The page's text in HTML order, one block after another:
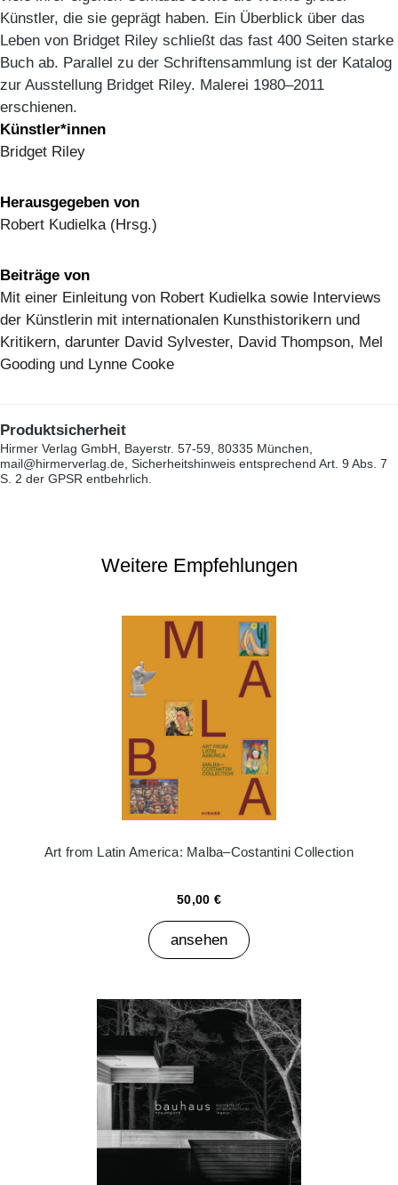
Künstler, die sie geprägt haben. Ein Überblick über das
Leben von Bridget Riley schließt das fast 400 Seiten starke
Buch ab. Parallel zu der Schriftensammlung ist der Katalog
zur Ausstellung Bridget Riley. Malerei 1980–2011
erschienen.
Künstler*innen
Bridget Riley
Herausgegeben von
Robert Kudielka (Hrsg.)
Beiträge von
Mit einer Einleitung von Robert Kudielka sowie Interviews
der Künstlerin mit internationalen Kunsthistorikern und
Kritikern, darunter David Sylvester, David Thompson, Mel
Gooding und Lynne Cooke
Produktsicherheit
Hirmer Verlag GmbH, Bayerstr. 57-59, 80335 München,
mail@hirmerverlag.de, Sicherheitshinweis entsprechend Art. 9 Abs. 7
S. 2 der GPSR entbehrlich.
Weitere Empfehlungen
Art from Latin America: Malba–Costantini Collection
50,00 €
ansehen